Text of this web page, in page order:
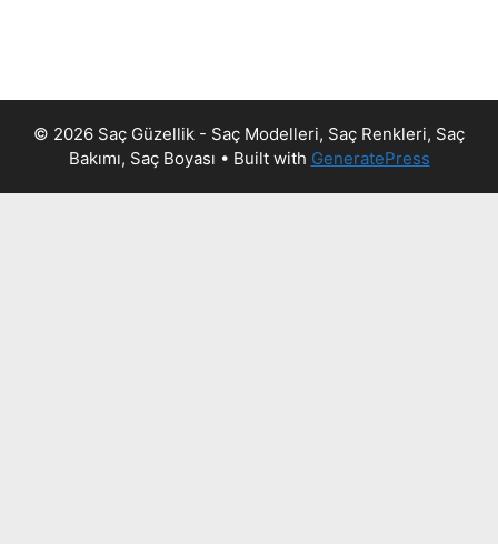
© 2026 Saç Güzellik - Saç Modelleri, Saç Renkleri, Saç
Bakımı, Saç Boyası • Built with GeneratePress